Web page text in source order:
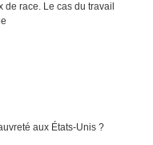
race. Le cas du travail
aux États-Unis ?